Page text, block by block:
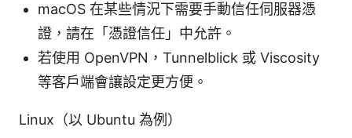
macOS 在某些情況下需要手動信任伺服器憑
證，請在「憑證信任」中允許。
若使用 OpenVPN，Tunnelblick 或 Viscosity
等客戶端會讓設定更方便。
Linux（以 Ubuntu 為例）